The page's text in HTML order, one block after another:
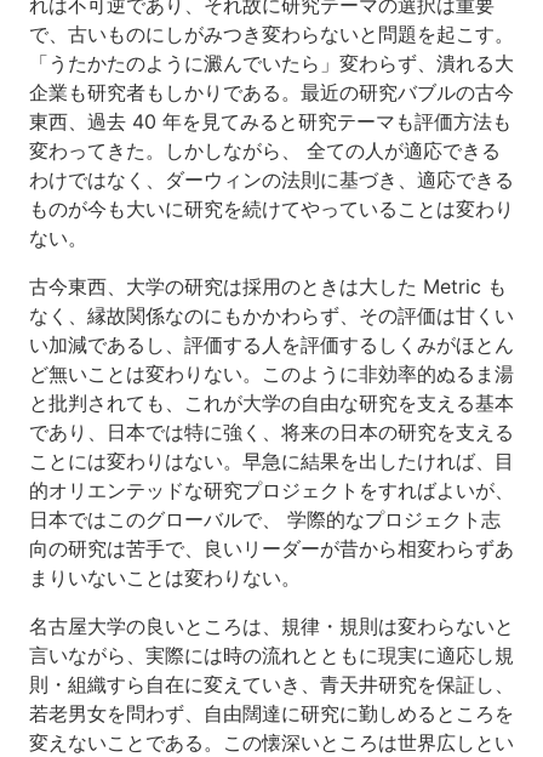
れは不可逆であり、それ故に研究テーマの選択は重要
で、古いものにしがみつき変わらないと問題を起こす。
「うたかたのように澱んでいたら」変わらず、潰れる大
企業も研究者もしかりである。最近の研究バブルの古今
東西、過去 40 年を見てみると研究テーマも評価方法も
変わってきた。しかしながら、 全ての人が適応できる
わけではなく、ダーウィンの法則に基づき、適応できる
ものが今も大いに研究を続けてやっていることは変わり
ない。
古今東西、大学の研究は採用のときは大した Metric も
なく、縁故関係なのにもかかわらず、その評価は甘くい
い加減であるし、評価する人を評価するしくみがほとん
ど無いことは変わりない。このように非効率的ぬるま湯
と批判されても、これが大学の自由な研究を支える基本
であり、日本では特に強く、将来の日本の研究を支える
ことには変わりはない。早急に結果を出したければ、目
的オリエンテッドな研究プロジェクトをすればよいが、
日本ではこのグローバルで、 学際的なプロジェクト志
向の研究は苦手で、良いリーダーが昔から相変わらずあ
まりいないことは変わりない。
名古屋大学の良いところは、規律・規則は変わらないと
言いながら、実際には時の流れとともに現実に適応し規
則・組織すら自在に変えていき、青天井研究を保証し、
若老男女を問わず、自由闊達に研究に勤しめるところを
変えないことである。この懐深いところは世界広しとい